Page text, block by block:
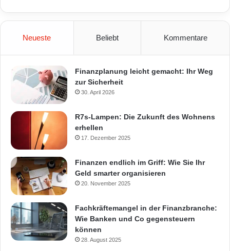
Neueste Beliebt Kommentare
Finanzplanung leicht gemacht: Ihr Weg
zur Sicherheit
30. April 2026
R7s-Lampen: Die Zukunft des Wohnens
erhellen
17. Dezember 2025
Finanzen endlich im Griff: Wie Sie Ihr
Geld smarter organisieren
20. November 2025
Fachkräftemangel in der Finanzbranche:
Wie Banken und Co gegensteuern
können
28. August 2025